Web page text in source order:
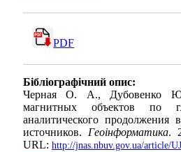
PDF
Бібліографічний опис:
Черная О. А., Дубовенко
магнитных объектов по
аналитического продолжения
источников.Геоінформатика.
URL: http://jnas.nbuv.gov.ua/article/